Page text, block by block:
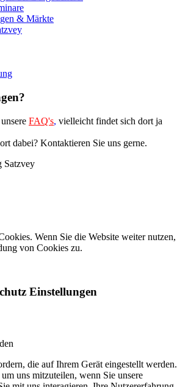
& Märkte
FAQ's, vielleicht findet sich dort ja
dabei? Kontaktieren Sie uns gerne.
Satzvey
Wenn Sie die Website weiter nutzen,
von Cookies zu.
Einstellungen
die auf Ihrem Gerät eingestellt werden.
uns mitzuteilen, wenn Sie unsere